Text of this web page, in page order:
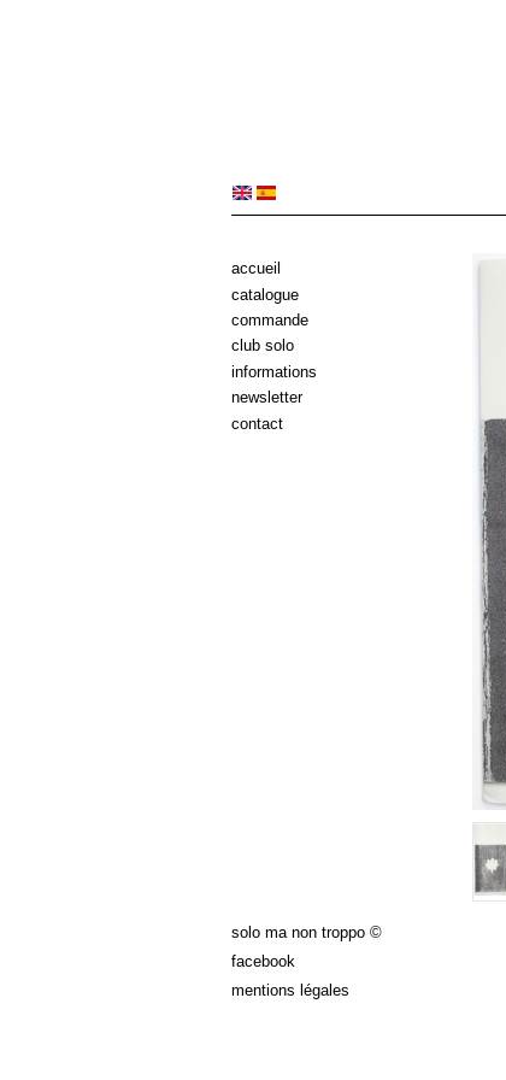
accueil
catalogue
commande
club solo
informations
newsletter
contact
solo ma non troppo ©
facebook
mentions légales